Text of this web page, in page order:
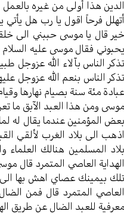
الدين هذا أولى من غيره
أتهلل فرحاً اقول يا رب هل
خير قال يا موسى حببني الى
يحبوني فقال موسى عليه
تذكر الناس بآلاء الله عزوجل
تذكر الناس بنعم الله عزوجل
عبادة مئة سنة بصيام نهارها
موسى ومن هذا العبد الآبق ما
بعض المؤمنين عندما يقال له
اذهب الى بلاد الغرب لألقي
بلاد المسلمين هنالك
الهداية العاصي المتمرد قال
تلك بيمينك عصاي اهش بها الى
العاصي المتمرد قال فمن الضال
معرفية للعبد الضال عن طريق